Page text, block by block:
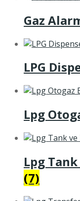
Gaz
LPG
Lpg
Lpg
(7)